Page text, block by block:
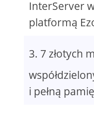
InterServer
platformą
7 złotych
i pełną